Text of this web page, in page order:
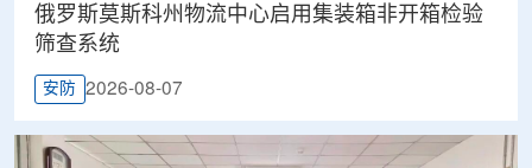
俄罗斯莫斯科州物流中心启用集装箱非开箱检验
筛查系统
安防 2026-08-07